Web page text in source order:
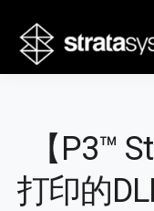
【P3™
打印的